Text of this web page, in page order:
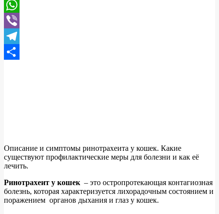
Mail.Ru
WhatsApp
Viber
Telegram
Описание и симптомы ринотрахеита у кошек. Какие
существуют профилактические меры для болезни и как её
лечить.
Ринотрахеит у кошек– это остропротекающая контагиозная
болезнь, которая характеризуется лихорадочным состоянием и
поражением органов дыхания и глаз у кошек.